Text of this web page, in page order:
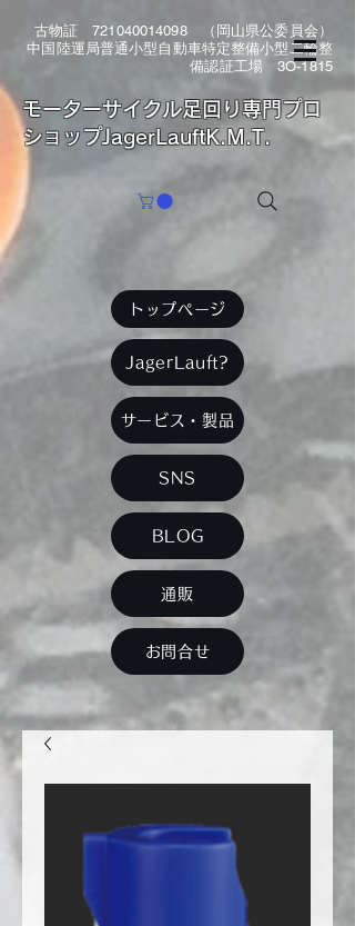
古物証721040014098（岡山県公委員会）
中国陸運局普通小型自動車特定整備小型二輪整
備認証工場 3O-1815
​モーターサイクル足回り専門プロ
ショップJagerLauftK.M.T.
トップページ
JagerLauft?
サービス・製品
SNS
BLOG
通販
お問合せ